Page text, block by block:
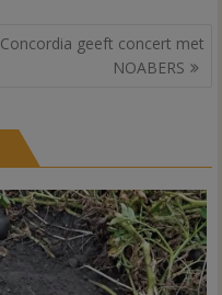
Concordia geeft concert met
NOABERS